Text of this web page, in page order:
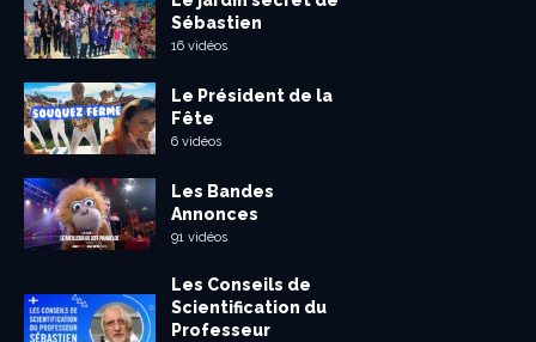
Sébastien
16 vidéos
Le Président de la
Fête
6 vidéos
Les Bandes
Annonces
91 vidéos
Les Conseils de
Scientification du
Professeur